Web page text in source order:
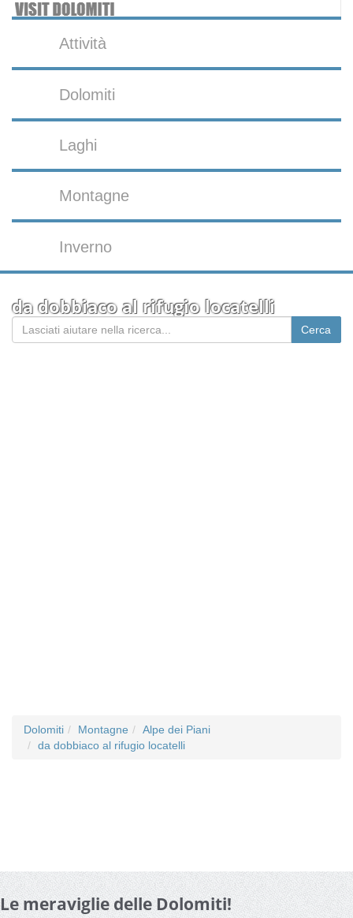
Attività
Dolomiti
Laghi
Montagne
Inverno
da dobbiaco al rifugio locatelli
Dolomiti Montagne
Alpe dei Piani
da dobbiaco al rifugio locatelli
Le meraviglie delle Dolomiti!